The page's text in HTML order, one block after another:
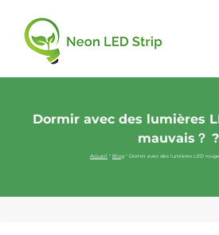
Dormir avec des lumières
mauvais？ ?
Accueil " Blog " Dormir avec des lumières LED